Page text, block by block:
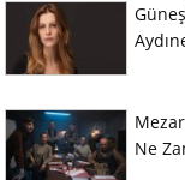
Ne